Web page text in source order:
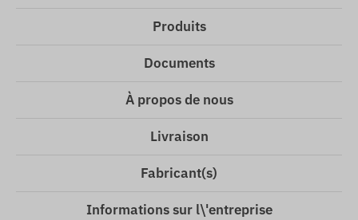
Produits
Documents
À propos de nous
Livraison
Fabricant(s)
Informations sur l\'entreprise